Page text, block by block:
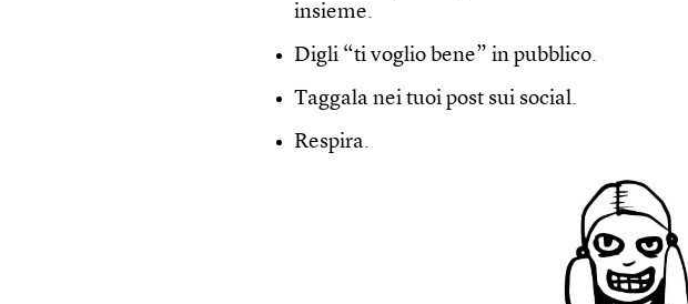
insieme.
Digli “ti voglio bene” in pubblico.
Taggala nei tuoi post sui social.
Respira.